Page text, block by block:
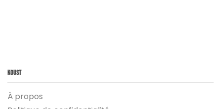
Koust
À propos